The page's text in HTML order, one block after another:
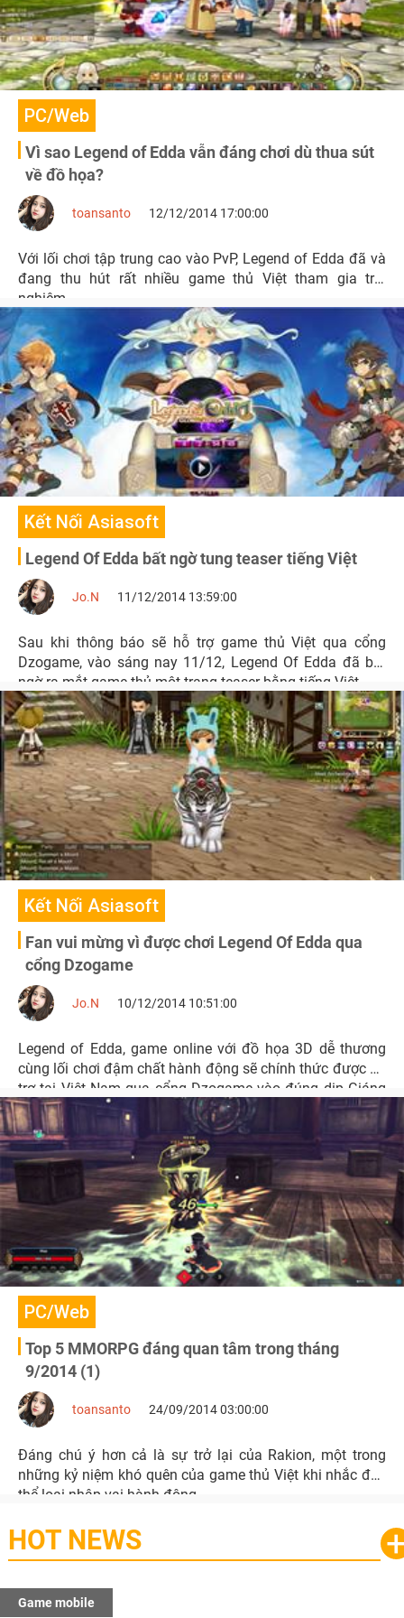
PC/Web
Vì sao Legend of Edda vẫn đáng chơi dù thua sút
về đồ họa?
toansanto 12/12/2014 17:00:00
Với lối chơi tập trung cao vào PvP, Legend of Edda đã và
đang thu hút rất nhiều game thủ Việt tham gia trải
nghiệm.
Kết Nối Asiasoft
Legend Of Edda bất ngờ tung teaser tiếng Việt
Jo.N 11/12/2014 13:59:00
Sau khi thông báo sẽ hỗ trợ game thủ Việt qua cổng
Dzogame, vào sáng nay 11/12, Legend Of Edda đã bất
ngờ ra mắt game thủ một trang teaser bằng tiếng Việt.
Kết Nối Asiasoft
Fan vui mừng vì được chơi Legend Of Edda qua
cổng Dzogame
Jo.N 10/12/2014 10:51:00
Legend of Edda, game online với đồ họa 3D dễ thương
cùng lối chơi đậm chất hành động sẽ chính thức được hỗ
trợ tại Việt Nam qua cổng Dzogame vào đúng dịp Giáng
Sinh 2014.
PC/Web
Top 5 MMORPG đáng quan tâm trong tháng
9/2014 (1)
toansanto 24/09/2014 03:00:00
Đáng chú ý hơn cả là sự trở lại của Rakion, một trong
những kỷ niệm khó quên của game thủ Việt khi nhắc đến
thể loại nhập vai hành động.
HOT NEWS
mobile